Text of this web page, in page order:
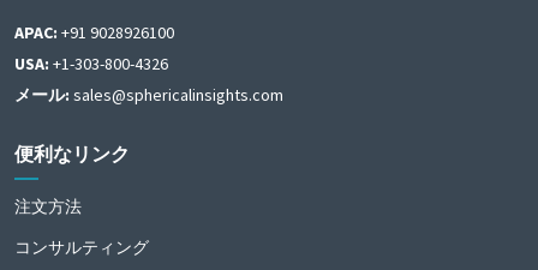
APAC: +91 9028926100
USA: +1-303-800-4326
メール: sales@sphericalinsights.com
便利なリンク
注文方法
コンサルティング